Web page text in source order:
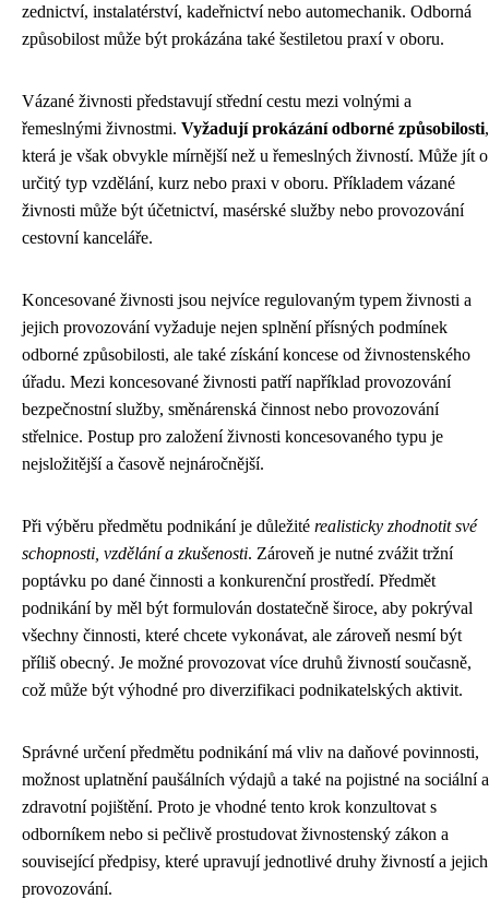
zednictví, instalatérství, kadeřnictví nebo automechanik. Odborná
způsobilost může být prokázána také šestiletou praxí v oboru.
Vázané živnosti představují střední cestu mezi volnými a
řemeslnými živnostmi. Vyžadují prokázání odborné způsobilosti,
která je však obvykle mírnější než u řemeslných živností. Může jít o
určitý typ vzdělání, kurz nebo praxi v oboru. Příkladem vázané
živnosti může být účetnictví, masérské služby nebo provozování
cestovní kanceláře.
Koncesované živnosti jsou nejvíce regulovaným typem živnosti a
jejich provozování vyžaduje nejen splnění přísných podmínek
odborné způsobilosti, ale také získání koncese od živnostenského
úřadu. Mezi koncesované živnosti patří například provozování
bezpečnostní služby, směnárenská činnost nebo provozování
střelnice. Postup pro založení živnosti koncesovaného typu je
nejsložitější a časově nejnáročnější.
Při výběru předmětu podnikání je důležité realisticky zhodnotit své
schopnosti, vzdělání a zkušenosti. Zároveň je nutné zvážit tržní
poptávku po dané činnosti a konkurenční prostředí. Předmět
podnikání by měl být formulován dostatečně široce, aby pokrýval
všechny činnosti, které chcete vykonávat, ale zároveň nesmí být
příliš obecný. Je možné provozovat více druhů živností současně,
což může být výhodné pro diverzifikaci podnikatelských aktivit.
Správné určení předmětu podnikání má vliv na daňové povinnosti,
možnost uplatnění paušálních výdajů a také na pojistné na sociální a
zdravotní pojištění. Proto je vhodné tento krok konzultovat s
odborníkem nebo si pečlivě prostudovat živnostenský zákon a
související předpisy, které upravují jednotlivé druhy živností a jejich
provozování.